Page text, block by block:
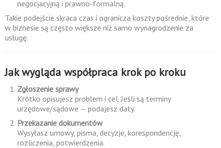
negocjacyjną i prawno-formalną.
Takie podejście skraca czas i ogranicza koszty pośrednie, które
w biznesie są często większe niż samo wynagrodzenie za
usługę.
Jak wygląda współpraca krok po kroku
Zgłoszenie sprawy
Krótko opisujesz problem i cel. Jeśli są terminy
urzędowe/sądowe — podajesz daty.
Przekazanie dokumentów
Wysyłasz umowy, pisma, decyzje, korespondencję,
rozliczenia, potwierdzenia.